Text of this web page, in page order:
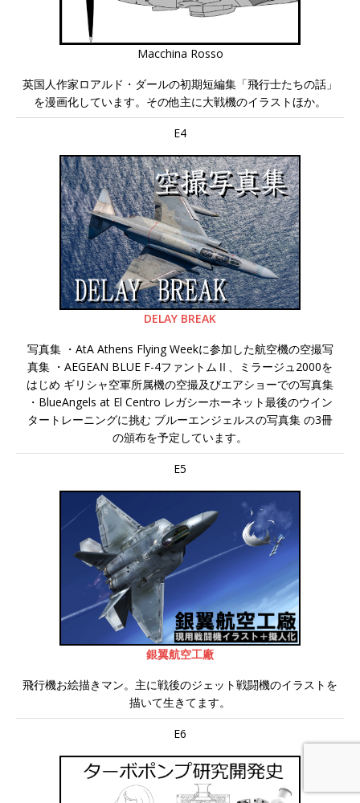
Macchina Rosso
英国人作家ロアルド・ダールの初期短編集「飛行士たちの話」
を漫画化しています。その他主に大戦機のイラストほか。
E4
DELAY BREAK
写真集 ・AtA Athens Flying Weekに参加した航空機の空撮写
真集 ・AEGEAN BLUE F-4ファントムⅡ、ミラージュ2000を
はじめ ギリシャ空軍所属機の空撮及びエアショーでの写真集
・BlueAngels at El Centro レガシーホーネット最後のウイン
タートレーニングに挑む ブルーエンジェルスの写真集 の3冊
の頒布を予定しています。
E5
銀翼航空工廠
飛行機お絵描きマン。主に戦後のジェット戦闘機のイラストを
描いて生きてます。
E6